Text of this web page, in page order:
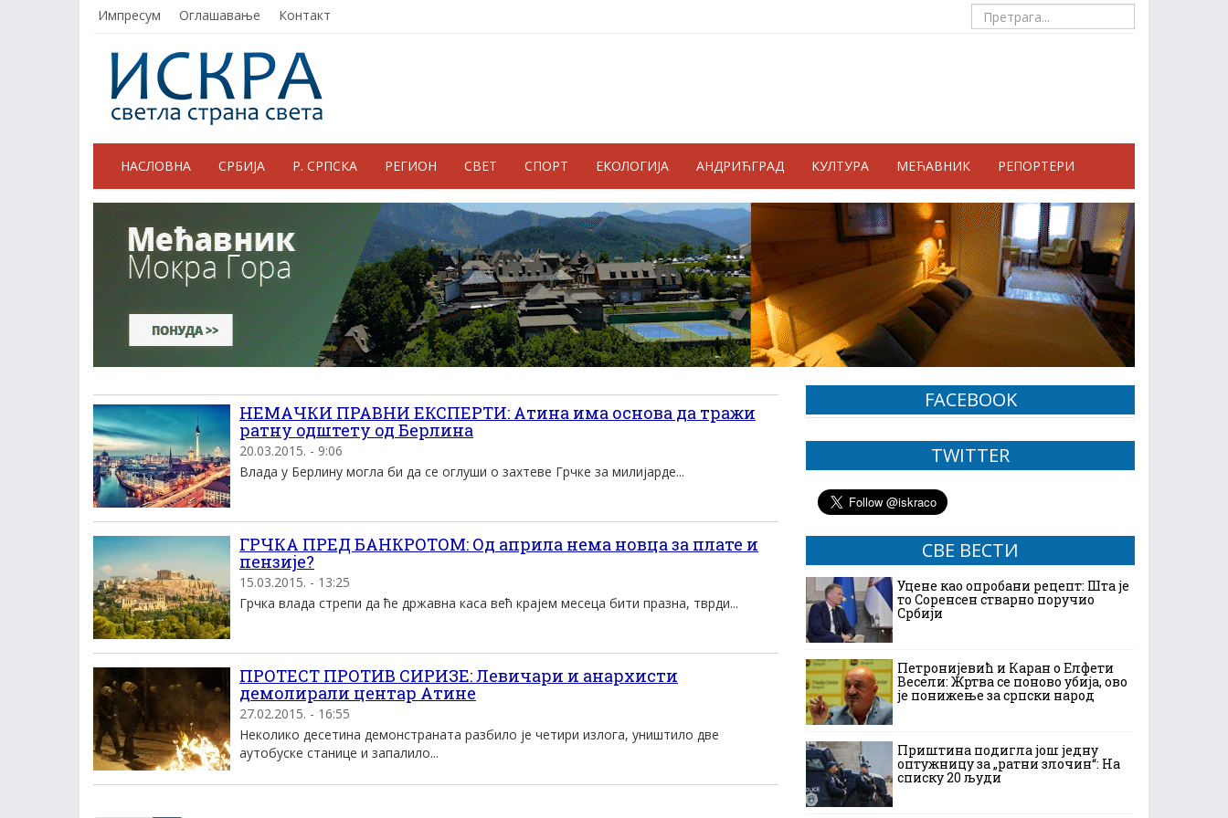
Импресум Оглашавање Контакт
НАСЛОВНА СРБИЈА Р. СРПСКА РЕГИОН СВЕТ СПОРТ ЕКОЛОГИЈА АНДРИЋГРАД КУЛТУРА МЕЋАВНИК РЕПОРТЕРИ
НЕМАЧКИ ПРАВНИ ЕКСПЕРТИ: Атина има основа да тражи
ратну одштету од Берлина
20.03.2015. - 9:06
Влада у Берлину могла би да се оглуши о захтеве Грчке за милијарде...
ГРЧКА ПРЕД БАНКРОТОМ: Од априла нема новца за плате и
пензије?
15.03.2015. - 13:25
Грчка влада стрепи да ће државна каса већ краjем месеца бити празна, тврди...
ПРОТЕСТ ПРОТИВ СИРИЗЕ: Левичари и анархисти
демолирали центар Атине
27.02.2015. - 16:55
Неколико десетина демонстраната разбило је четири излога, уништило две
аутобуске станице и запалило...
FACEBOOK
TWITTER
СВЕ ВЕСТИ
Уцене као опробани рецепт: Шта је
то Соренсен стварно поручио
Србији
Петронијевић и Каран о Елфети
Весели: Жртва се поново убија, ово
је понижење за српски народ
Приштина подигла још једну
оптужницу за „ратни злочин“: На
списку 20 људи